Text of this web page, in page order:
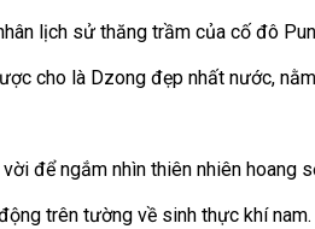
lịch sử thăng trầm của cố đô
cho là Dzong đẹp nhất nước,
để ngắm nhìn thiên nhiên hoang
trên tường về sinh thực khí